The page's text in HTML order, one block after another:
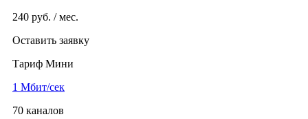
240 руб. / мес.
Оставить заявку
Тариф Мини
1 Мбит/сек
70 каналов